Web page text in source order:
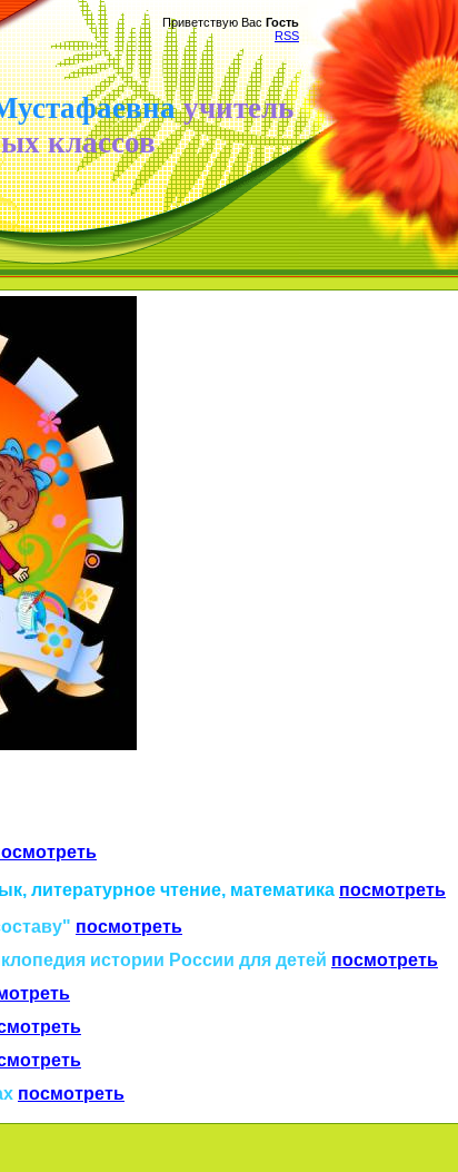
Приветствую Вас Гость
RSS
учитель
классов
литературное чтение, математика посмотреть
посмотреть
истории России для детей посмотреть
посмотреть